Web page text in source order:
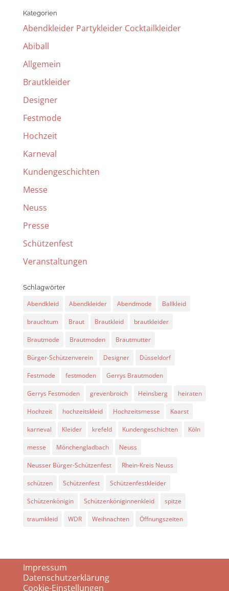
Kategorien
Abendkleider Partykleider Cocktailkleider
Abiball
Allgemein
Brautkleider
Designer
Festmode
Hochzeit
Karneval
Kundengeschichten
Messe
Neuss
Presse
Schützenfest
Veranstaltungen
Schlagwörter
Abendkleid Abendkleider Abendmode Ballkleid
brauchtum Braut Brautkleid brautkleider
Brautmode Brautmoden Brautmutter
Bürger-Schützenverein Designer Düsseldorf
Festmode festmoden Gerrys Brautmoden
Gerrys Festmoden grevenbroich Heinsberg heiraten
Hochzeit hochzeitskleid Hochzeitsmesse Kaarst
karneval Kleider krefeld Kundengeschichten Köln
messe Mönchengladbach Neuss
Neusser Bürger-Schützenfest Rhein-Kreis Neuss
schützen Schützenfest Schützenfestkleider
Schützenkönigin Schützenköniginnenkleid spitze
traumkleid WDR Weihnachten Öffnungszeiten
Impressum
Datenschutzerklärung
Cookie-Einstellungen